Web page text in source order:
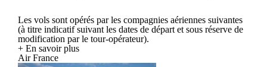
Les vols sont opérés par les compagnies aériennes suivantes
(à titre indicatif suivant les dates de départ et sous réserve de
modification par le tour-opérateur).
+ En savoir plus
Air France